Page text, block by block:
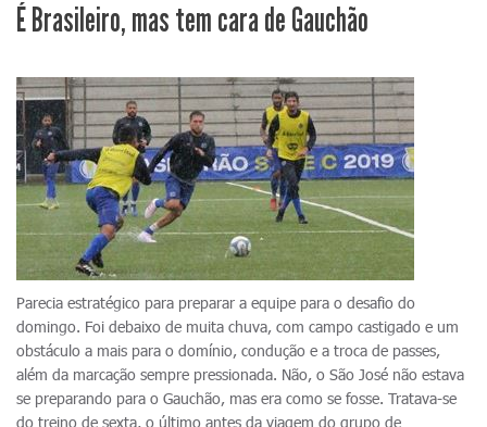
É Brasileiro, mas tem cara de Gauchão
Parecia estratégico para preparar a equipe para o desafio do
domingo. Foi debaixo de muita chuva, com campo castigado e um
obstáculo a mais para o domínio, condução e a troca de passes,
além da marcação sempre pressionada. Não, o São José não estava
se preparando para o Gauchão, mas era como se fosse. Tratava-se
do treino de sexta, o último antes da viagem do grupo de